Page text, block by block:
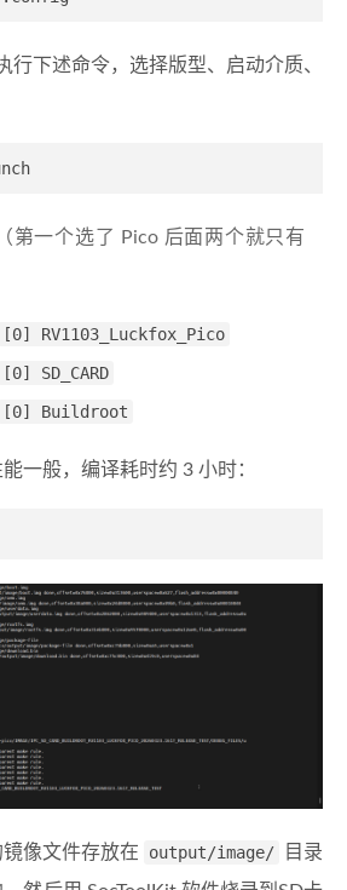
行下述命令，选择版型、启动介质、
第一个选了 Pico 后面两个就只有
[0] RV1103_Luckfox_Pico
[0] SD_CARD
[0] Buildroot
一般，编译耗时约 3 小时：
像文件存放在 output/image/
目录